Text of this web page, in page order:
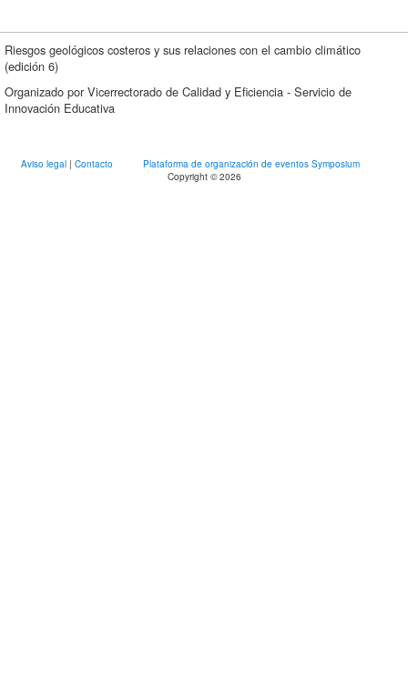
Riesgos geológicos costeros y sus relaciones con el cambio climático
(edición 6)
Organizado por Vicerrectorado de Calidad y Eficiencia - Servicio de
Innovación Educativa
Aviso legal | Contacto
Plataforma de organización de eventos Symposium
Copyright © 2026